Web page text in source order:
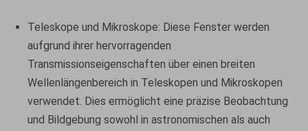
Teleskope und Mikroskope: Diese Fenster werden
aufgrund ihrer hervorragenden
Transmissionseigenschaften über einen breiten
Wellenlängenbereich in Teleskopen und Mikroskopen
verwendet. Dies ermöglicht eine präzise Beobachtung
und Bildgebung sowohl in astronomischen als auch